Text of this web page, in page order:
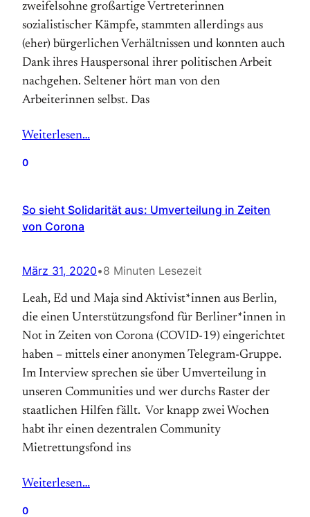
zweifelsohne großartige Vertreterinnen
sozialistischer Kämpfe, stammten allerdings aus
(eher) bürgerlichen Verhältnissen und konnten auch
Dank ihres Hauspersonal ihrer politischen Arbeit
nachgehen. Seltener hört man von den
Arbeiterinnen selbst. Das
Weiterlesen…
0
So sieht Solidarität aus: Umverteilung in Zeiten
von Corona
März 31, 2020•8 Minuten Lesezeit
Leah, Ed und Maja sind Aktivist*innen aus Berlin,
die einen Unterstützungsfond für Berliner*innen in
Not in Zeiten von Corona (COVID-19) eingerichtet
haben – mittels einer anonymen Telegram-Gruppe.
Im Interview sprechen sie über Umverteilung in
unseren Communities und wer durchs Raster der
staatlichen Hilfen fällt. Vor knapp zwei Wochen
habt ihr einen dezentralen Community
Mietrettungsfond ins
Weiterlesen…
0